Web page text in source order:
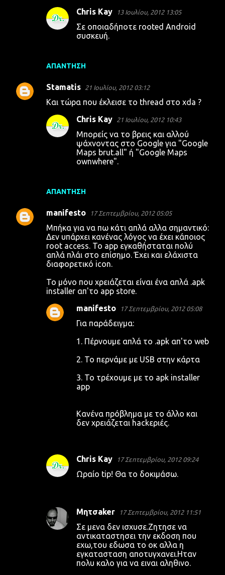
ΑΠΆΝΤΗΣΗ
Chris Kay 13 Ιουλίου, 2012 13:05
Σε οποιαδήποτε rooted Android
συσκευή.
Stamatis 21 Ιουλίου, 2012 03:12
Και τώρα που έκλεισε το thread στο xda ?
ΑΠΆΝΤΗΣΗ
Chris Kay 21 Ιουλίου, 2012 10:43
Μπορείς να το βρεις και αλλού
ψάχνοντας στο Google για "Google
Maps brut.all" ή "Google Maps
ownwhere".
manifesto 17 Σεπτεμβρίου, 2012 05:05
Μπήκα για να πω κάτι απλά αλλα σημαντικό:
Δεν υπάρχει κανένας λόγος να έχει κάποιος
root access. To app εγκαθήσταται πολύ
απλά πλάι στο επίσημο. Έχει και ελάχιστα
διαφορετικό icon.
To μόνο που χρειάζεται είναι ένα απλά .apk
installer απ'το app store.
manifesto
17 Σεπτεμβρίου, 2012 05:08
Για παράδειγμα:
1. Πέρνουμε απλά το .apk απ'το web
2. To περνάμε με USB στην κάρτα
3. Το τρέχουμε με το apk installer
app
Κανένα πρόβλημα με το άλλο και
δεν χρειάζεται hackεριές.
Chris Kay 17 Σεπτεμβρίου, 2012 09:24
Ωραίο tip! Θα το δοκιμάσω.
Μητσaker 17 Σεπτεμβρίου, 2012 11:51
Σε μενα δεν ισχυσε.Ζητησε να
αντικαταστησει την εκδοση που
εχω,του εδωσα το οκ αλλα η
εγκατασταση αποτυγχανει.Ηταν
πολυ καλο για να ειναι αληθινο.